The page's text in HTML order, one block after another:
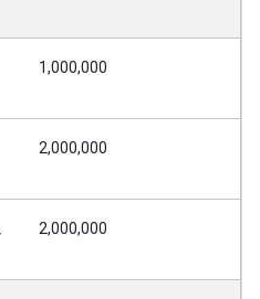
1,000,000
2,000,000
2,000,000